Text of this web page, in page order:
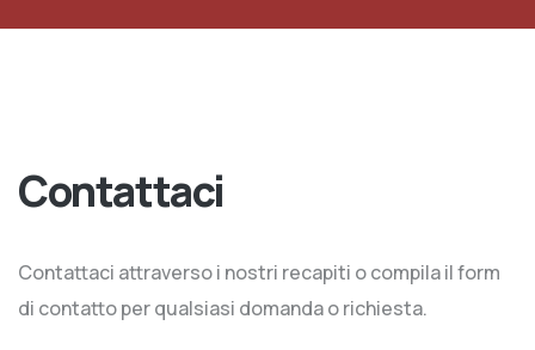
Contattaci
Contattaci attraverso i nostri recapiti o compila il form
di contatto per qualsiasi domanda o richiesta.